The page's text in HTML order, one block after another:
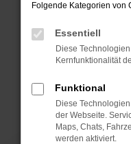
Prüfe deine
können das
verhindern.
anderen
Fenster?
Starte dein
Das kann
Probleme zu
Folgende Kategorien von
Essentiell
Diese
Kernfunktionalität
Funktional
Diese
der Webseite.
Maps, Chats,
werden aktiviert.